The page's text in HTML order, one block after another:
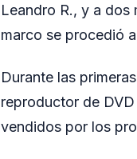
Leandro R., y a dos
marco se procedió
Durante las
reproductor de
vendidos por los